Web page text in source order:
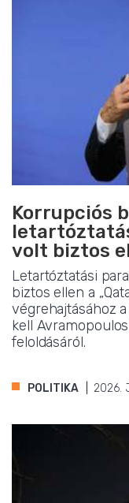
Korrupciós
volt biztos
Letartóztatási
biztos ellen a
végrehajtásához
kell
feloldásáról.
POLITIKA 2026.